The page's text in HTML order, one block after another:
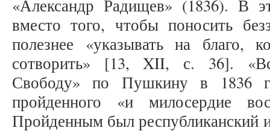
«Александр Радищев» (1836). В
вместо того, чтобы поносить
полезнее «указывать на благо,
сотворить» [13, XII, с. 36].
Свободу» по Пушкину в 1836
пройденного «и милосердие
Пройденным был республиканский